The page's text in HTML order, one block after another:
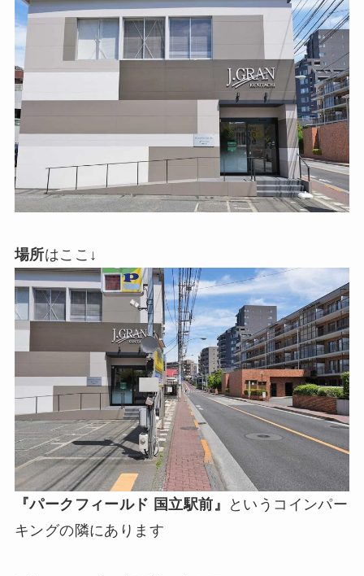
場所はここ↓
『パークフィールド 国立駅前』
というコインパー
キングの隣にあります